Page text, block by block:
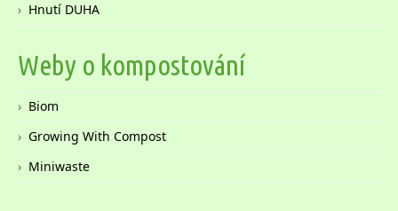
Hnutí DUHA
Weby o kompostování
Biom
Growing With Compost
Miniwaste